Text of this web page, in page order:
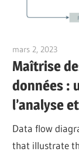
mars 2, 2023
Maîtrise
données :
l’analyse
Data flow
that illustrate